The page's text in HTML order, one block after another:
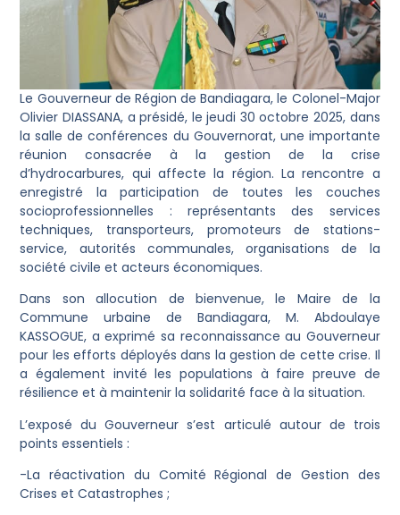
Le Gouverneur de Région de Bandiagara, le Colonel-Major
Olivier DIASSANA, a présidé, le jeudi 30 octobre 2025, dans
la salle de conférences du Gouvernorat, une importante
réunion consacrée à la gestion de la crise
d’hydrocarbures, qui affecte la région. La rencontre a
enregistré la participation de toutes les couches
socioprofessionnelles : représentants des services
techniques, transporteurs, promoteurs de stations-
service, autorités communales, organisations de la
société civile et acteurs économiques.
Dans son allocution de bienvenue, le Maire de la
Commune urbaine de Bandiagara, M. Abdoulaye
KASSOGUE, a exprimé sa reconnaissance au Gouverneur
pour les efforts déployés dans la gestion de cette crise. Il
a également invité les populations à faire preuve de
résilience et à maintenir la solidarité face à la situation.
L’exposé du Gouverneur s’est articulé autour de trois
points essentiels :
-La réactivation du Comité Régional de Gestion des
Crises et Catastrophes ;